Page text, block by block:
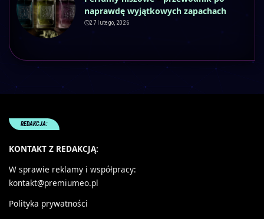
naprawdę wyjątkowych zapachach
27 lutego, 2026
REDAKCJA:
KONTAKT Z REDAKCJĄ:
W sprawie reklamy i współpracy:
kontakt@premiumeo.pl
Polityka prywatności